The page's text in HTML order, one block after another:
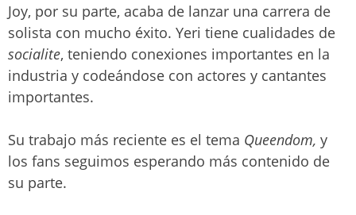
Joy, por su parte, acaba de lanzar una carrera de
solista con mucho éxito. Yeri tiene cualidades de
socialite, teniendo conexiones importantes en la
industria y codeándose con actores y cantantes
importantes.
Su trabajo más reciente es el tema Queendom, y
los fans seguimos esperando más contenido de
su parte.